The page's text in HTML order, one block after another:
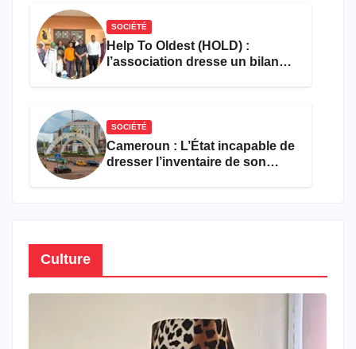
SOCIÉTÉ
Help To Oldest (HOLD) :
l’association dresse un bilan
SOCIÉTÉ
Cameroun : L’État incapable de
dresser l’inventaire de son
Culture